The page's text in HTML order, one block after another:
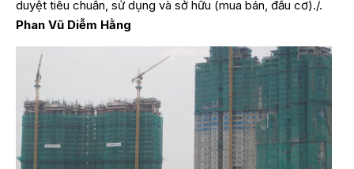
duyệt tiêu chuẩn, sử dụng và sở hữu (mua bán, đầu cơ)./.
Phan Vũ Diễm Hằng